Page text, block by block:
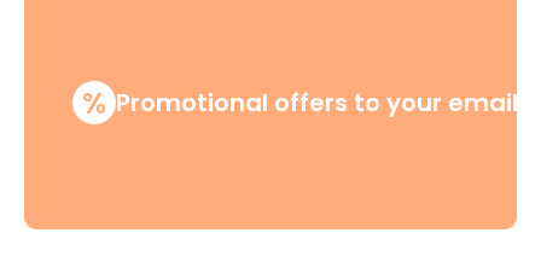
% Promotional offers to your email